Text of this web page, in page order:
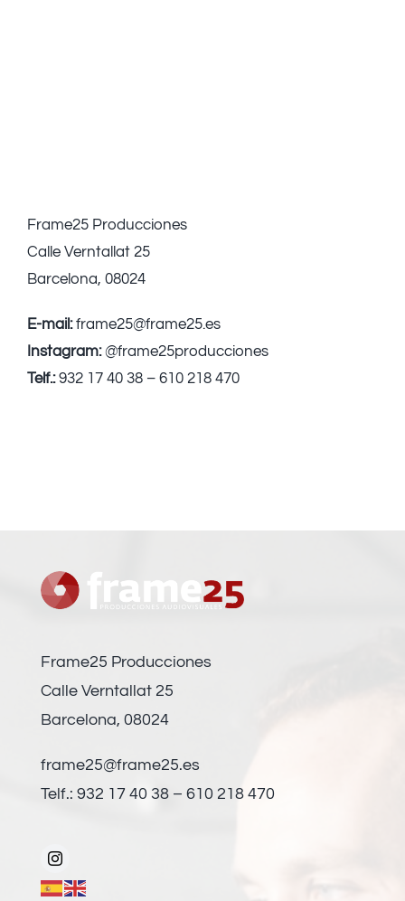
Frame25 Producciones
Calle Verntallat 25
Barcelona, 08024
E-mail:frame25@frame25.es
Instagram:@frame25producciones
Telf.:932 17 40 38 – 610 218 470
Frame25 Producciones
Calle Verntallat 25
Barcelona, 08024
frame25@frame25.es
Telf.: 932 17 40 38 – 610 218 470